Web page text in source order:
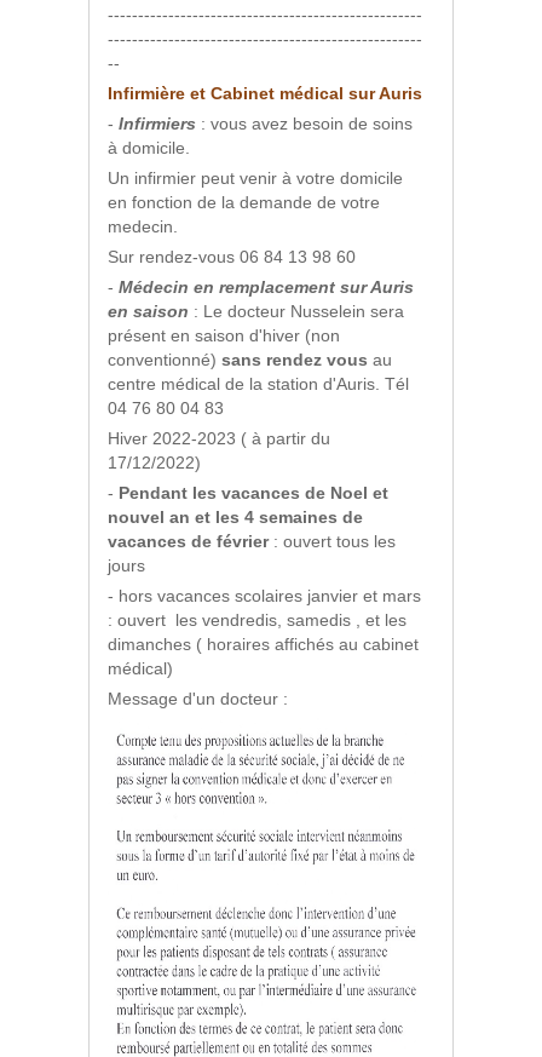
----------------------------------------------------
----------------------------------------------------
--
Infirmière et Cabinet médical sur Auris
- Infirmiers : vous avez besoin de soins
à domicile.
Un infirmier peut venir à votre domicile
en fonction de la demande de votre
medecin.
Sur rendez-vous 06 84 13 98 60
- Médecin en remplacement sur Auris
en saison : Le docteur Nusselein sera
présent en saison d'hiver (non
conventionné) sans rendez vous au
centre médical de la station d'Auris. Tél
04 76 80 04 83
Hiver 2022-2023 ( à partir du
17/12/2022)
- Pendant les vacances de Noel et
nouvel an et les 4 semaines de
vacances de février: ouvert tous les
jours
- hors vacances scolaires janvier et mars
: ouvert les vendredis, samedis , et les
dimanches ( horaires affichés au cabinet
médical)
Message d'un docteur :